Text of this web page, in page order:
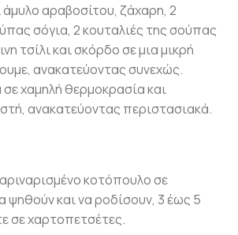
άμυλο αραβοσίτου, ζάχαρη, 2
σόγια, 2 κουταλιές της σούπας
τσίλι και σκόρδο σε μια μικρή
ανακατεύοντας συνεχώς.
χαμηλή θερμοκρασία και
ανακατεύοντας περιστασιακά.
κοτόπουλο σε
ψηθούν και να ροδίσουν, 3 έως 5
σε χαρτοπετσέτες.